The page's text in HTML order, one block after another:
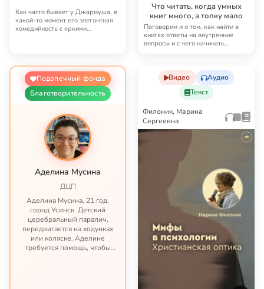
Как часто бывает у Джармуша, в
какой-то момент его элегантная
комедийность с яркими
Что читать, когда умных
книг много, а толку мало
Поговорим и о том, как найти в
книгах ответы на внутренние
вопросы и с чего начинать
Подопечный фонда
Благотворительность
Аделина Мусина
ДЦП
Аделина Мусина, 21 год,
город Усинск. Детский
церебральный паралич,
передвигается на ходунках
или коляске. Аделине
требуется помощь, чтобы
Видео
Аудио
Текст
Филоник, Марина
Сергеевна